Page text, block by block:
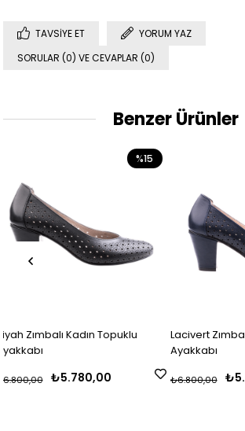
TAVSIYE ET
YORUM YAZ
SORULAR (0) VE CEVAPLAR (0)
Benzer Ürünler
Topuklu
Lacivert Zımbalı Kadın Topuklu
₺5.780,00
₺6.800,00